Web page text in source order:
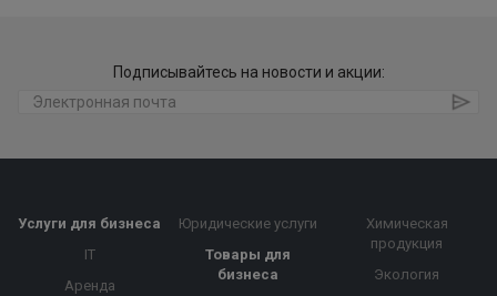
Подписывайтесь на новости и акции:
Услуги для бизнеса
IT
Аренда
Юридические услуги
Товары для
бизнеса
Химическая
продукция
Экология